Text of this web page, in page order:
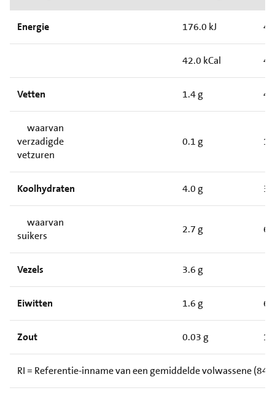
Energie 176.0 kJ
42.0 kCal
Vetten 1.4 g
waarvan
verzadigde
vetzuren
0.1 g
Koolhydraten 4.0 g
waarvan
suikers
2.7 g
Vezels 3.6 g
Eiwitten 1.6 g
Zout 0.03 g
RI = Referentie-inname van een gemiddelde volwassene